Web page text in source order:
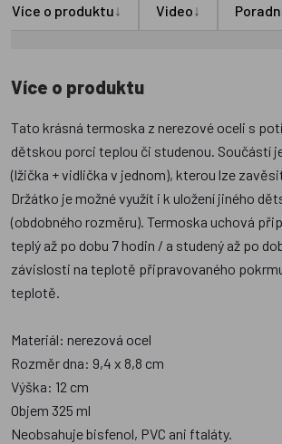
Více o produktu↓ Video↓
Více o produktu
Tato krásná termoska z nerezové oceli s
dětskou porci teplou či studenou. Součástí
(lžička + vidlička v jednom), kterou lze
Držátko je možné využít i k uložení jiného
(obdobného rozměru). Termoska uchová
teplý až po dobu 7 hodin / a studený až po
závislosti na teplotě připravovaného
teplotě.
Materiál: nerezová ocel
Rozměr dna: 9,4 x 8,8 cm
Výška: 12 cm
Objem 325 ml
Neobsahuje bisfenol, PVC ani ftaláty.